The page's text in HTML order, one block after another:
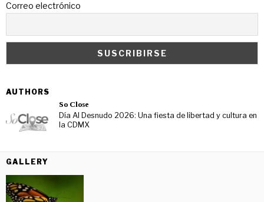
Correo electrónico
AUTHORS
So Close
Día Al Desnudo 2026: Una fiesta de libertad y cultura en
la CDMX
GALLERY